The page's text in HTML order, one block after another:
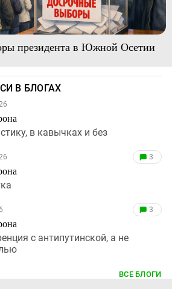
президента в Южной Осетии
В БЛОГАХ
в кавычках и без
3
3
с антипутинской, а не
ВСЕ БЛОГИ